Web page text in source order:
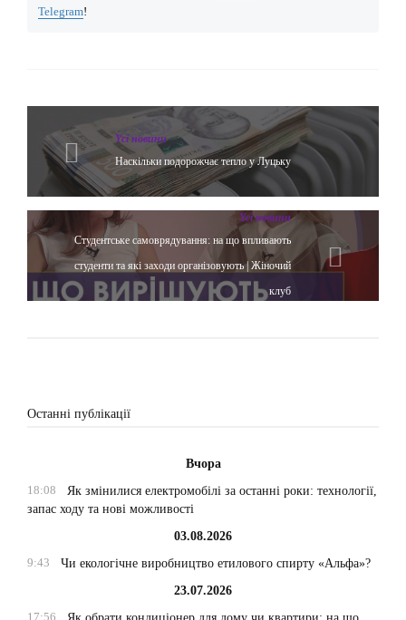
Telegram!
Yсі новини
Наскільки подорожчає тепло у Луцьку
Yсі новини
Студентське самоврядування: на що впливають
студенти та які заходи організовують | Жіночий
клуб
Останні публікації
Вчора
18:08
Як змінилися електромобілі за останні роки: технології,
запас ходу та нові можливості
03.08.2026
9:43
Чи екологічне виробництво етилового спирту «Альфа»?
23.07.2026
17:56